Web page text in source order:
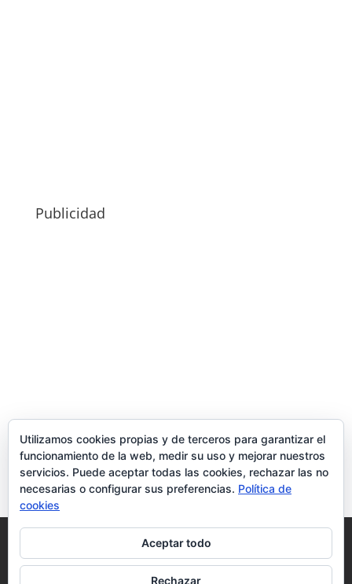
Publicidad
Condiciones y Privacidad
Contacto
Tienda Carrito Mi cuenta
Utilizamos cookies propias y de terceros para garantizar el
funcionamiento de la web, medir su uso y mejorar nuestros
servicios. Puede aceptar todas las cookies, rechazar las no
necesarias o configurar sus preferencias. Política de
cookies
Aceptar todo
Rechazar